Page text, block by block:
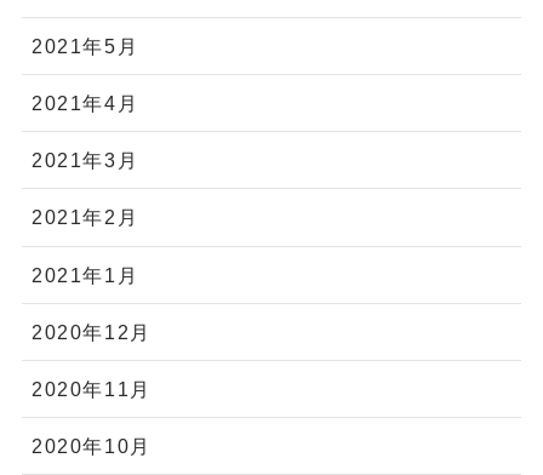
2021年5月
2021年4月
2021年3月
2021年2月
2021年1月
2020年12月
2020年11月
2020年10月